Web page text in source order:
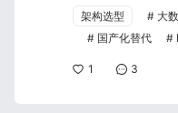
架构选型 大
国产化替代
1 3